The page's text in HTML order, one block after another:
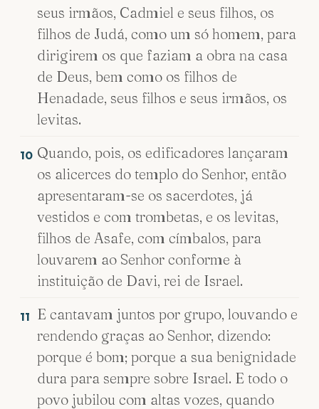
seus irmãos, Cadmiel e seus filhos, os
filhos de Judá, como um só homem, para
dirigirem os que faziam a obra na casa
de Deus, bem como os filhos de
Henadade, seus filhos e seus irmãos, os
levitas.
10 Quando, pois, os edificadores lançaram
os alicerces do templo do Senhor, então
apresentaram-se os sacerdotes, já
vestidos e com trombetas, e os levitas,
filhos de Asafe, com címbalos, para
louvarem ao Senhor conforme à
instituição de Davi, rei de Israel.
11 E cantavam juntos por grupo, louvando e
rendendo graças ao Senhor, dizendo:
porque é bom; porque a sua benignidade
dura para sempre sobre Israel. E todo o
povo jubilou com altas vozes, quando